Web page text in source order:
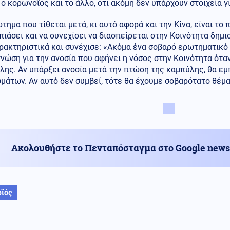
κορωνοϊός και το άλλο, ότι ακόμη δεν υπάρχουν στοιχεία
που τίθεται μετά, κι αυτό αφορά και την Κίνα, είναι
και να συνεχίσει να διασπείρεται στην Κοινότητα
και συνέχισε: «Ακόμα ένα σοβαρό
για την ανοσία που αφήνει η νόσος στην Κοινότητα
Αν υπάρξει ανοσία μετά την πτώση της καμπύλης, θα
Αν αυτό δεν συμβεί, τότε θα έχουμε σοβαρότατο θέμα
Ακολουθήστε το Πενταπόσταγμα στο Google news